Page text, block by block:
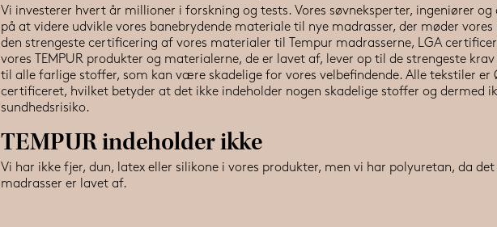
Vi investerer hvert år millioner i forskning og tests. Vores søvneksperter, ingeniører og
på at videre udvikle vores banebrydende materiale til nye madrasser, der møder vores
den strengeste certificering af vores materialer til Tempur madrasserne, LGA
vores TEMPUR produkter og materialerne, de er lavet af, lever op til de strengeste
til alle farlige stoffer, som kan være skadelige for vores velbefindende. Alle tekstiler er
certificeret, hvilket betyder at det ikke indeholder nogen skadelige stoffer og dermed
sundhedsrisiko.
TEMPUR indeholder ikke
Vi har ikke fjer, dun, latex eller silikone i vores produkter, men vi har polyuretan, da det
madrasser er lavet af.